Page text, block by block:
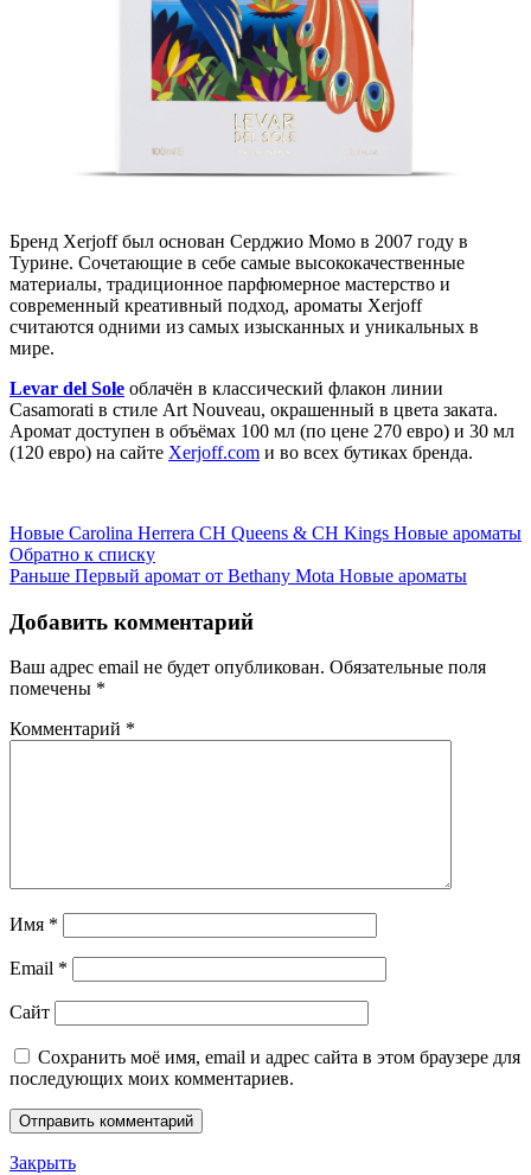
Бренд Xerjoff был основан Серджио Момо в 2007 году в
Турине. Сочетающие в себе самые высококачественные
материалы, традиционное парфюмерное мастерство и
современный креативный подход, ароматы Xerjoff
считаются одними из самых изысканных и уникальных в
мире.
Levar del Sole облачён в классический флакон линии
Casamorati в стиле Art Nouveau, окрашенный в цвета заката.
Аромат доступен в объёмах 100 мл (по цене 270 евро) и 30 мл
(120 евро) на сайте Xerjoff.com и во всех бутиках бренда.
Новые Carolina Herrera CH Queens & CH Kings Новые ароматы
Обратно к списку
Раньше Первый аромат от Bethany Mota Новые ароматы
Добавить комментарий
Ваш адрес email не будет опубликован. Обязательные поля
помечены *
Комментарий *
Имя *
Email *
Сайт
Сохранить моё имя, email и адрес сайта в этом браузере для
последующих моих комментариев.
Закрыть